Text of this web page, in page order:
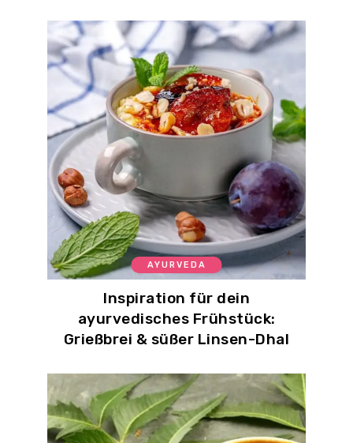
AYURVEDA
Inspiration für dein
ayurvedisches Frühstück:
Grießbrei & süßer Linsen-Dhal